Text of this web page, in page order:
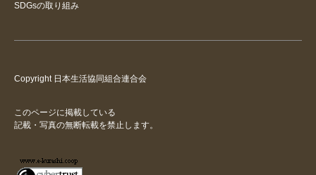
SDGsの取り組み
Copyright 日本生活協同組合連合会
このページに掲載している
記載・写真の無断転載を禁止します。